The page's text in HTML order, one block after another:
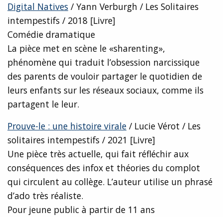
Digital Natives / Yann Verburgh / Les Solitaires
intempestifs / 2018 [Livre]
Comédie dramatique
La pièce met en scène le «sharenting»,
phénomène qui traduit l’obsession narcissique
des parents de vouloir partager le quotidien de
leurs enfants sur les réseaux sociaux, comme ils
partagent le leur.
Prouve-le : une histoire virale / Lucie Vérot / Les
solitaires intempestifs / 2021 [Livre]
Une pièce très actuelle, qui fait réfléchir aux
conséquences des infox et théories du complot
qui circulent au collège. L’auteur utilise un phrasé
d’ado très réaliste.
Pour jeune public à partir de 11 ans